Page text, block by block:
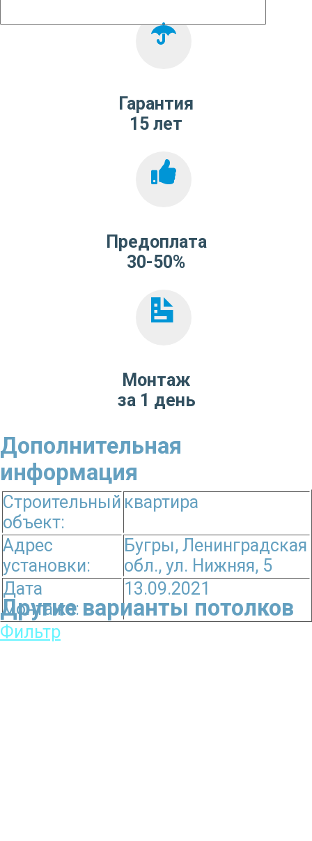
Гарантия
15 лет
Предоплата
30-50%
Монтаж
за 1 день
Дополнительная
информация
Строительный
объект:
квартира
Адрес
установки:
Бугры, Ленинградская
обл., ул. Нижняя, 5
Дата
монтажа:
13.09.2021
Фильтр
Другие варианты потолков